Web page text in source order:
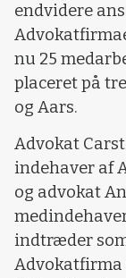
endvidere
nu 25
placeret på
og Aars.
Advokat
indehaver af
og advokat
indtræder
Advokatfirma